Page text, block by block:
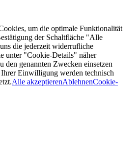
um die optimale Funktionalität
der Schaltfläche "Alle
die jederzeit widerrufliche
unter "Cookie-Details" näher
den genannten Zwecken einsetzen
Einwilligung werden technisch
Alle akzeptierenAblehnenCookie-